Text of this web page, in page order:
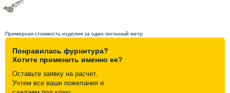
Контакты
Примерная стоимость изделия за один погонный метр
Понравилась фурнитура?
Хотите применить именно ее?
Оставьте заявку на расчет.
Учтем все ваши пожелания и